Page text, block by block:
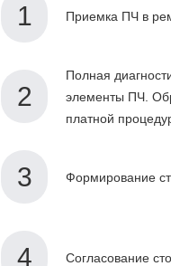
Приемка ПЧ в
Полная
элементы ПЧ.
платной
Формирование
Согласование